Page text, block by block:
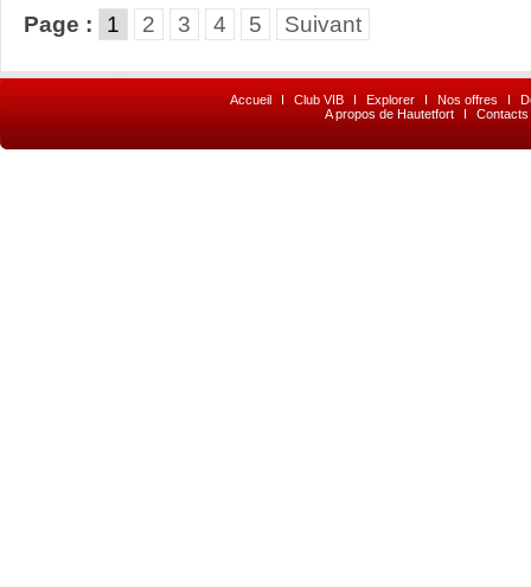
Page : 1 2 3 4 5 Suivant
Accueil I Club VIB I Explorer I Nos offres I
A propos de Hautetfort
I Contacts